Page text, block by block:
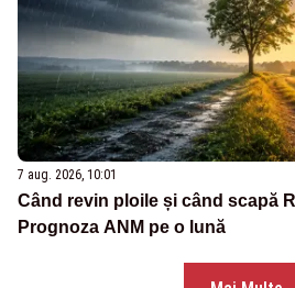
7 aug. 2026, 10:01
Când revin ploile și când scapă
Prognoza ANM pe o lună